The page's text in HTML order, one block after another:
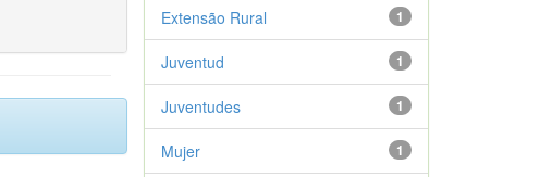
1
Extensão Rural
1
Juventud
1
Juventudes
1
Mujer